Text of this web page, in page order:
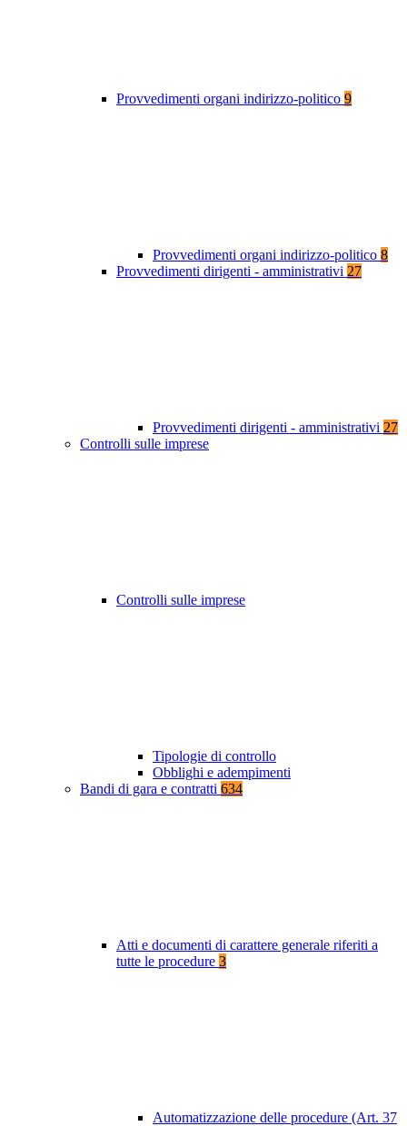
Provvedimenti organi indirizzo-politico 9
Provvedimenti organi indirizzo-politico 8
Provvedimenti dirigenti - amministrativi 27
Provvedimenti dirigenti - amministrativi 27
Controlli sulle imprese
Controlli sulle imprese
Tipologie di controllo
Obblighi e adempimenti
Bandi di gara e contratti 634
Atti e documenti di carattere generale riferiti a
tutte le procedure 3
Automatizzazione delle procedure (Art. 37